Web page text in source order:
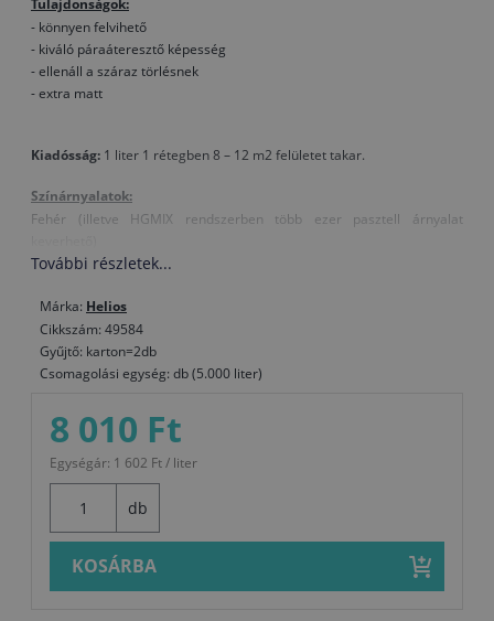
Tulajdonságok:
- könnyen felvihető
- kiváló páraáteresztő képesség
- ellenáll a száraz törlésnek
- extra matt
Kiadósság: 1 liter 1 rétegben 8 – 12 m2 felületet takar.
Színárnyalatok:
Fehér (illetve HGMIX rendszerben több ezer pasztell árnyalat
Használat előtt keverje fel
Hígítás vízzel legfeljebb 15 %
Felhordás hengerrel, ecsettel vagy szórással
Szerszámok tisztítása vízzel
Munkakörülmények 10–25 °C
Ötlet:
Azt javasoljuk, a termék használata előtt olvassa el a műszaki
információkat. A termék nem fagyhat meg, +5 °C és +35 °C között
csatornába.
További részletek...
Márka: Helios
Cikkszám: 49584
Gyűjtő: karton=2db
Csomagolási egység: db (5.000 liter)
8 010 Ft
Egységár: 1 602 Ft / liter
db
KOSÁRBA